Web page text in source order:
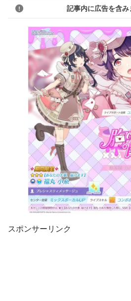
記事内に広告を含み
スポンサーリンク